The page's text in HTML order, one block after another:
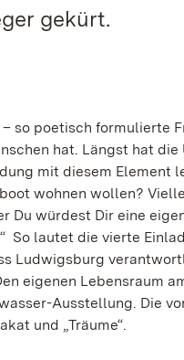
gekürt.
so poetisch formulierte
hat. Längst hat die
mit diesem Element
wohnen wollen?
Du würdest Dir eine
So lautet die vierte
Ludwigsburg
eigenen Lebensraum
Ausstellung. Die
und „Träume“.